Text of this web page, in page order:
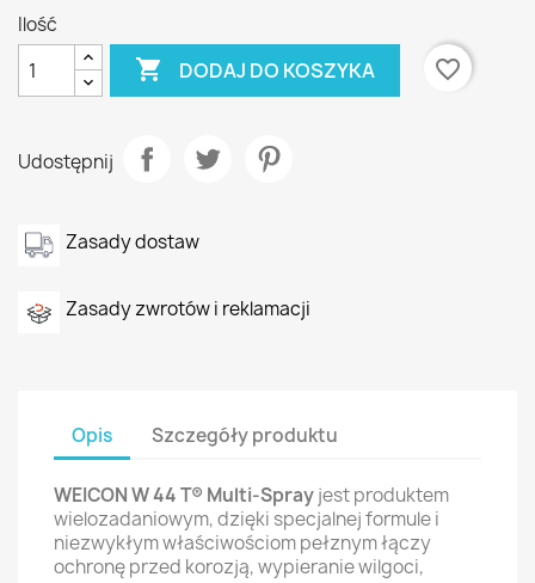
Ilość
 DODAJ DO KOSZYKA favorite_border
Udostępnij
Zasady dostaw
Zasady zwrotów i reklamacji
Opis Szczegóły produktu
WEICON W 44 T® Multi-Sprayjest produktem
wielozadaniowym, dzięki specjalnej formule i
niezwykłym właściwościom pełznym łączy
ochronę przed korozją, wypieranie wilgoci,